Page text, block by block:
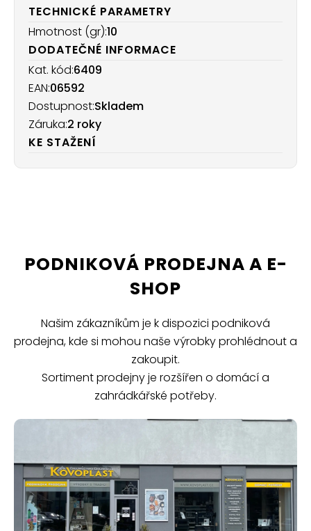
TECHNICKÉ PARAMETRY
Hmotnost (gr):10
DODATEČNÉ INFORMACE
Kat. kód:6409
EAN:06592
Dostupnost:Skladem
Záruka:2 roky
KE STAŽENÍ
PODNIKOVÁ PRODEJNA A E-
SHOP
Našim zákazníkům je k dispozici podniková
prodejna, kde si mohou naše výrobky prohlédnout a
zakoupit.
Sortiment prodejny je rozšířen o domácí a
zahrádkářské potřeby.